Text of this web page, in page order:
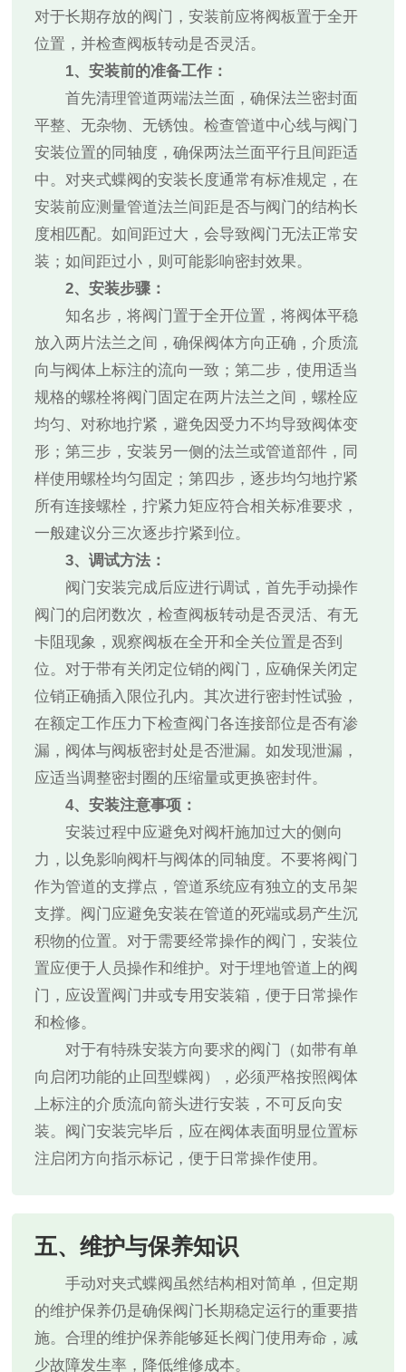
对于长期存放的阀门，安装前应将阀板置于全开
位置，并检查阀板转动是否灵活。
1、安装前的准备工作：
首先清理管道两端法兰面，确保法兰密封面
平整、无杂物、无锈蚀。检查管道中心线与阀门
安装位置的同轴度，确保两法兰面平行且间距适
中。对夹式蝶阀的安装长度通常有标准规定，在
安装前应测量管道法兰间距是否与阀门的结构长
度相匹配。如间距过大，会导致阀门无法正常安
装；如间距过小，则可能影响密封效果。
2、安装步骤：
知名步，将阀门置于全开位置，将阀体平稳
放入两片法兰之间，确保阀体方向正确，介质流
向与阀体上标注的流向一致；第二步，使用适当
规格的螺栓将阀门固定在两片法兰之间，螺栓应
均匀、对称地拧紧，避免因受力不均导致阀体变
形；第三步，安装另一侧的法兰或管道部件，同
样使用螺栓均匀固定；第四步，逐步均匀地拧紧
所有连接螺栓，拧紧力矩应符合相关标准要求，
一般建议分三次逐步拧紧到位。
3、调试方法：
阀门安装完成后应进行调试，首先手动操作
阀门的启闭数次，检查阀板转动是否灵活、有无
卡阻现象，观察阀板在全开和全关位置是否到
位。对于带有关闭定位销的阀门，应确保关闭定
位销正确插入限位孔内。其次进行密封性试验，
在额定工作压力下检查阀门各连接部位是否有渗
漏，阀体与阀板密封处是否泄漏。如发现泄漏，
应适当调整密封圈的压缩量或更换密封件。
4、安装注意事项：
安装过程中应避免对阀杆施加过大的侧向
力，以免影响阀杆与阀体的同轴度。不要将阀门
作为管道的支撑点，管道系统应有独立的支吊架
支撑。阀门应避免安装在管道的死端或易产生沉
积物的位置。对于需要经常操作的阀门，安装位
置应便于人员操作和维护。对于埋地管道上的阀
门，应设置阀门井或专用安装箱，便于日常操作
和检修。
对于有特殊安装方向要求的阀门（如带有单
向启闭功能的止回型蝶阀），必须严格按照阀体
上标注的介质流向箭头进行安装，不可反向安
装。阀门安装完毕后，应在阀体表面明显位置标
注启闭方向指示标记，便于日常操作使用。
五、维护与保养知识
手动对夹式蝶阀虽然结构相对简单，但定期
的维护保养仍是确保阀门长期稳定运行的重要措
施。合理的维护保养能够延长阀门使用寿命，减
少故障发生率，降低维修成本。